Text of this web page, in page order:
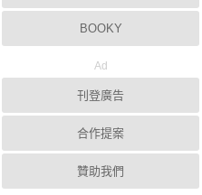
BOOKY
Ad
刊登廣告
合作提案
贊助我們